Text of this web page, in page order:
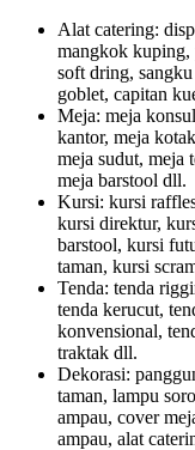
Alat catering:
mangkok kuping,
soft dring,
goblet, capitan
Meja: meja
kantor, meja
meja sudut, meja
meja barstool dll.
Kursi: kursi
kursi direktur,
barstool, kursi
taman, kursi
Tenda: tenda
tenda kerucut,
konvensional,
traktak dll.
Dekorasi:
taman, lampu
ampau, cover
ampau, alat